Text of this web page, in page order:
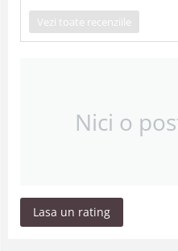
Vezi toate recenziile
Nici o
Lasa un rating